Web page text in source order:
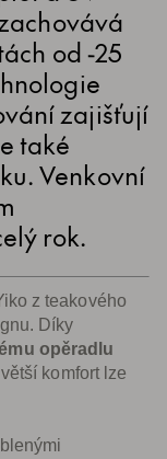
od -25
zajišťují
také
Venkovní
rok.
z teakového
Díky
opěradlu
komfort lze